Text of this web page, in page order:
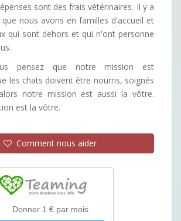
sont des frais vétérinaires. Il y a
nous avons en familles d'accueil et
qui sont dehors et qui n'ont personne
pensez que notre mission est
les chats doivent être nourris, soignés
notre mission est aussi la vôtre.
est la vôtre.
Comment nous aider